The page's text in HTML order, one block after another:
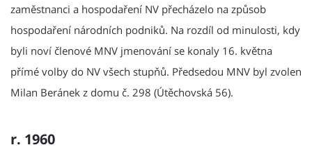
zaměstnanci a hospodaření NV přecházelo na způsob
hospodaření národních podniků. Na rozdíl od minulosti, kdy
byli noví členové MNV jmenování se konaly 16. května
přímé volby do NV všech stupňů. Předsedou MNV byl zvolen
Milan Beránek z domu č. 298 (Útěchovská 56).
r. 1960